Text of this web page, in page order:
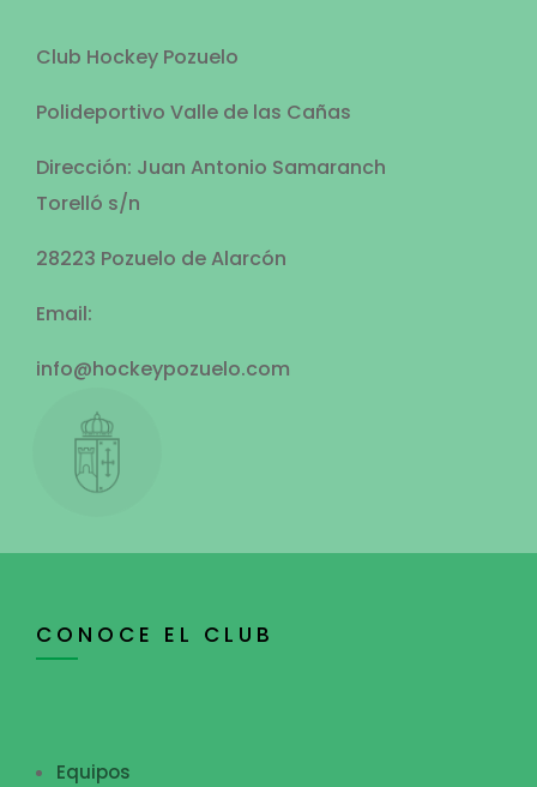
Club Hockey Pozuelo
Polideportivo Valle de las Cañas
Dirección: Juan Antonio Samaranch
Torelló s/n
28223 Pozuelo de Alarcón
Email:
info@hockeypozuelo.com
CONOCE EL CLUB
Equipos